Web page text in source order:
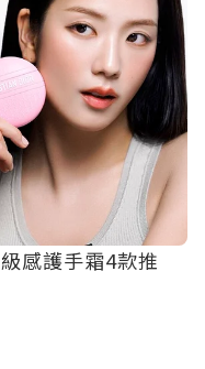
感護手霜4款推